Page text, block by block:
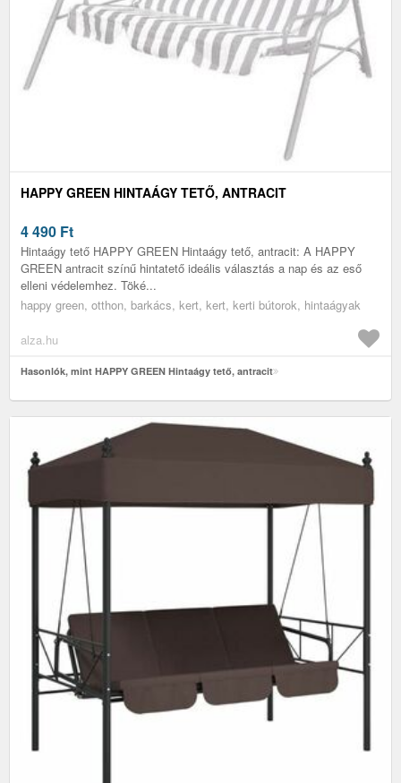
HAPPY GREEN HINTAÁGY TETŐ, ANTRACIT
4 490 Ft
Hintaágy tető HAPPY GREEN Hintaágy tető, antracit: A HAPPY
GREEN antracit színű hintatető ideális választás a nap és az eső
elleni védelemhez. Töké...
happy green, otthon, barkács, kert, kert, kerti bútorok, hintaágyak
alza.hu
Hasonlók, mint HAPPY GREEN Hintaágy tető, antracit